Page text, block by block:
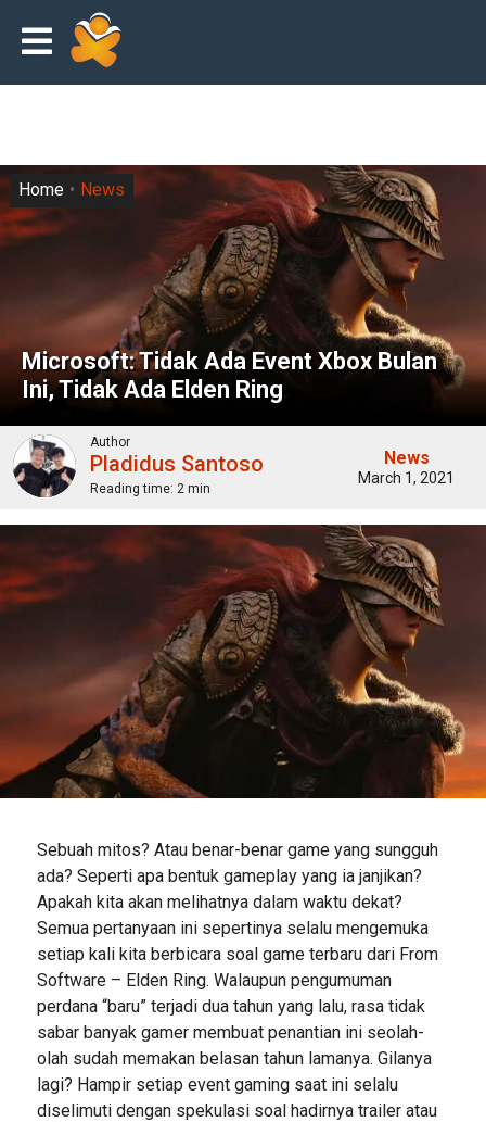
Microsoft: Tidak Ada Event Xbox Bulan
Ini, Tidak Ada Elden Ring
Home News
Author
Pladidus Santoso
Reading time: 2 min
News
March 1, 2021
Sebuah mitos? Atau benar-benar game yang sungguh
ada? Seperti apa bentuk gameplay yang ia janjikan?
Apakah kita akan melihatnya dalam waktu dekat?
Semua pertanyaan ini sepertinya selalu mengemuka
setiap kali kita berbicara soal game terbaru dari From
Software – Elden Ring. Walaupun pengumuman
perdana “baru” terjadi dua tahun yang lalu, rasa tidak
sabar banyak gamer membuat penantian ini seolah-
olah sudah memakan belasan tahun lamanya. Gilanya
lagi? Hampir setiap event gaming saat ini selalu
diselimuti dengan spekulasi soal hadirnya trailer atau